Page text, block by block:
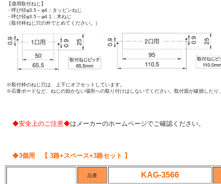
【適用取付ねじ】
・呼び径φ3.5～φ4：タッピンねじ
・呼び径φ3.5～φ4.1：木ねじ
（取付枠ねじ穴の外でとめてください。）
※取付枠のねじ穴は、上下にオフセットしています。
※石膏ボードなど、ねじの効かない場所への取り付けはしないでください。取付面が破損したり
◆安全上のご注意◆はメーカーのホームページでご確認ください。
◆3個用 【 3路+スペース+3路セット 】
品番 KAG-3566